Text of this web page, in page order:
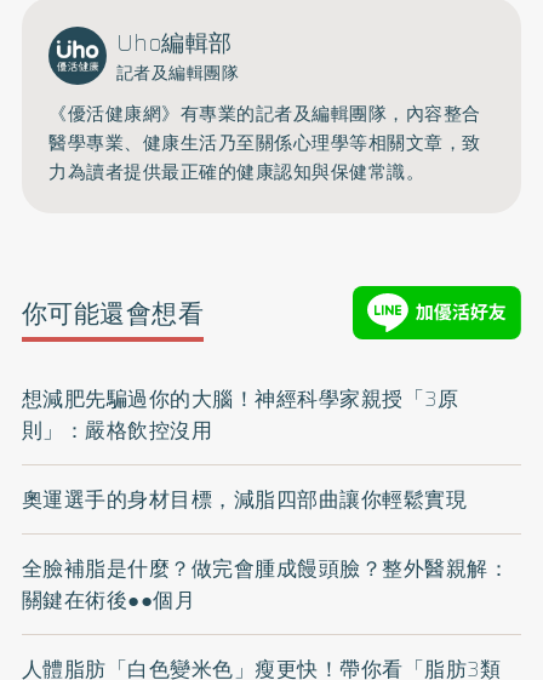
Uho編輯部
記者及編輯團隊
《優活健康網》有專業的記者及編輯團隊，內容整合
醫學專業、健康生活乃至關係心理學等相關文章，致
力為讀者提供最正確的健康認知與保健常識。
你可能還會想看
想減肥先騙過你的大腦！神經科學家親授「3原
則」：嚴格飲控沒用
奧運選手的身材目標，減脂四部曲讓你輕鬆實現
全臉補脂是什麼？做完會腫成饅頭臉？整外醫親解：
關鍵在術後●●個月
人體脂肪「白色變米色」瘦更快！帶你看「脂肪3類